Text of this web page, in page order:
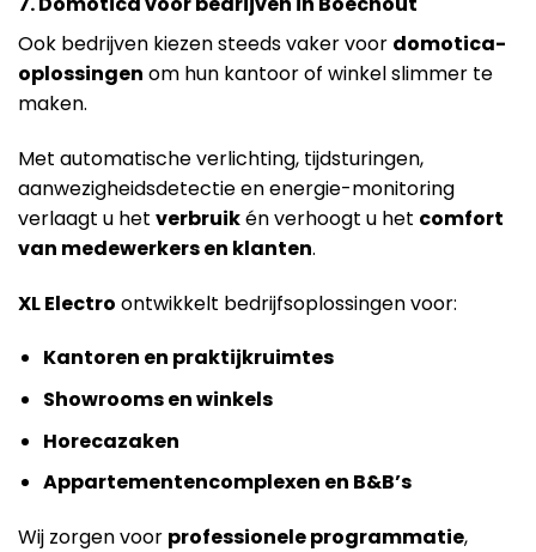
Ook bedrijven kiezen steeds vaker voor domotica-
oplossingen om hun kantoor of winkel slimmer te
maken.
Met automatische verlichting, tijdsturingen,
aanwezigheidsdetectie en energie-monitoring
verlaagt u het verbruikén verhoogt u het comfort
van medewerkers en klanten.
XL Electro ontwikkelt bedrijfsoplossingen voor:
Kantoren en praktijkruimtes
Showrooms en winkels
Horecazaken
Appartementencomplexen en B&B’s
Wij zorgen voor professionele programmatie,